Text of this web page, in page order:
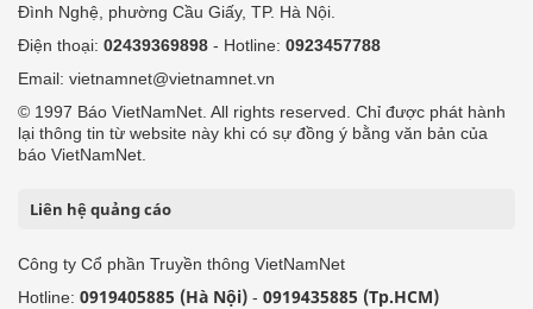
Đình Nghệ, phường Cầu Giấy, TP. Hà Nội.
Điện thoại: 02439369898 - Hotline: 0923457788
Email: vietnamnet@vietnamnet.vn
© 1997 Báo VietNamNet. All rights reserved. Chỉ được phát hành
lại thông tin từ website này khi có sự đồng ý bằng văn bản của
báo VietNamNet.
Liên hệ quảng cáo
Công ty Cổ phần Truyền thông VietNamNet
Hotline: 0919405885 (Hà Nội) - 0919435885 (Tp.HCM)